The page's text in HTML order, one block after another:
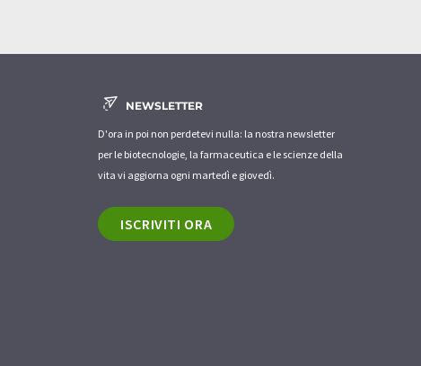
NEWSLETTER
D'ora in poi non perdetevi nulla: la nostra newsletter
per le biotecnologie, la farmaceutica e le scienze della
vita vi aggiorna ogni martedì e giovedì.
ISCRIVITI ORA